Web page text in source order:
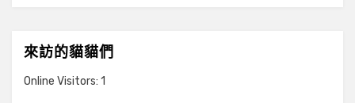
來訪的貓貓們
Online Visitors: 1